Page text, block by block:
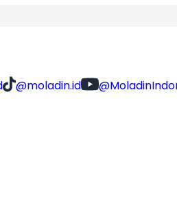
@moladin.id